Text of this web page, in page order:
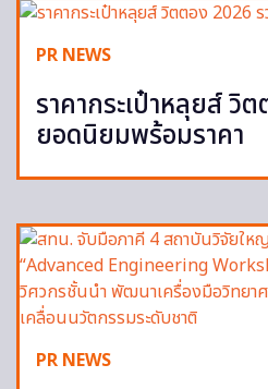
PR NEWS
ราคากระเป๋าหลุยส์ วิ
ยอดนิยมพร้อมราคา
PR NEWS